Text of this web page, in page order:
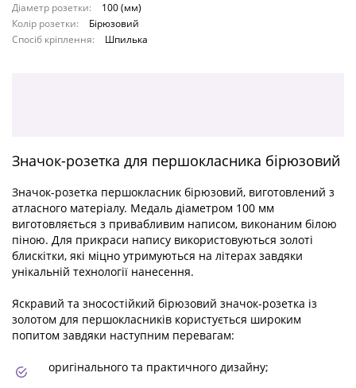
Діаметр розетки:
100 (мм)
Колір розетки:
Бірюзовий
Спосіб кріплення:
Шпилька
Значок-розетка для першокласника бірюзовий
Значок-розетка першокласник бірюзовий, виготовлений з
атласного матеріалу. Медаль діаметром 100 мм
виготовляється з привабливим написом, виконаним білою
піною. Для прикраси напису використовуються золоті
блискітки, які міцно утримуються на літерах завдяки
унікальній технології нанесення.
Яскравий та зносостійкий бірюзовий значок-розетка із
золотом для першокласників користується широким
попитом завдяки наступним перевагам:
оригінального та практичного дизайну;